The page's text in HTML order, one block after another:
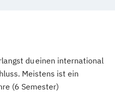
du einen international
Meistens ist ein
(6 Semester)